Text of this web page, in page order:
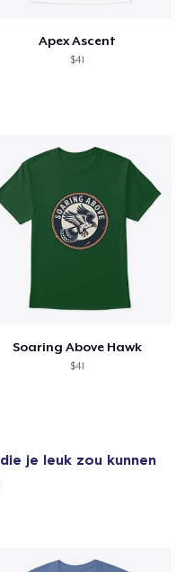
Apex Ascent
$41
Soaring Above Hawk
$41
die je leuk zou kunnen